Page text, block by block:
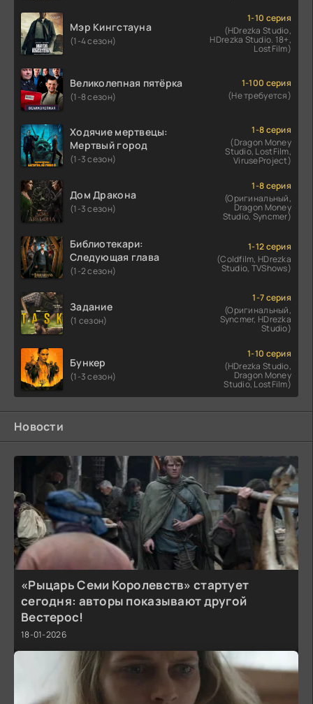
Мэр Кингстауна
(1-4 сезон)
1-10 серия
(HDrezka Studio,
HDrezka Studio. 18+,
LostFilm)
Великолепная пятёрка
(1-8 сезон)
1-100 серия
(Не требуется)
Ходячие мертвецы:
Мертвый город
(1-3 сезон)
1-8 серия
(Dragon Money
Studio, LostFilm,
ViruseProject)
Дом Дракона
(1-3 сезон)
1-8 серия
(Оригинальный,
Dragon Money
Studio, Syncmer)
Библиотекари:
Следующая глава
(1-2 сезон)
1-12 серия
(Coldfilm, HDrezka
Studio, TVShows)
Задание
(1 сезон)
1-7 серия
(Оригинальный,
Syncmer, HDrezka
Studio)
Бункер
(1-3 сезон)
1-10 серия
(HDrezka Studio,
Dragon Money
Studio, LostFilm)
Новости
«Рыцарь Семи Королевств» стартует
сегодня: авторы показывают другой
Вестерос!
18-01-2026